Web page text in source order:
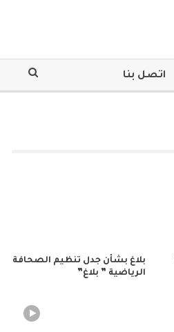
اتصل بنا
بلاغ بشأن جدل تنظيم الصحافة
الرياضية ” بلاغ”